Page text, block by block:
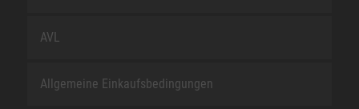
AVL
Allgemeine Einkaufsbedingungen